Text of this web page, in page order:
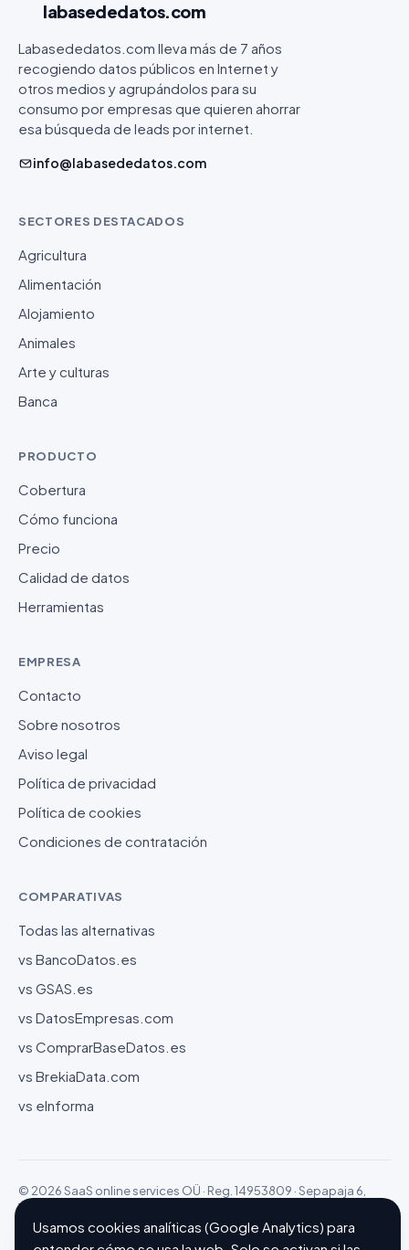
labasededatos.com
Labasededatos.com lleva más de 7 años
recogiendo datos públicos en Internet y
otros medios y agrupándolos para su
consumo por empresas que quieren ahorrar
esa búsqueda de leads por internet.
info@labasededatos.com
SECTORES DESTACADOS
Agricultura
Alimentación
Alojamiento
Animales
Arte y culturas
Banca
PRODUCTO
Cobertura
Cómo funciona
Precio
Calidad de datos
Herramientas
EMPRESA
Contacto
Sobre nosotros
Aviso legal
Política de privacidad
Política de cookies
Condiciones de contratación
COMPARATIVAS
Todas las alternativas
vs BancoDatos.es
vs GSAS.es
vs DatosEmpresas.com
vs ComprarBaseDatos.es
vs BrekiaData.com
vs eInforma
© 2026 SaaS online services OÜ · Reg. 14953809 · Sepapaja 6,
15551 Tallinn (Estonia)
Configurar cookiesHecho con ❤ en Barcelona
Usamos cookies analíticas (Google Analytics) para